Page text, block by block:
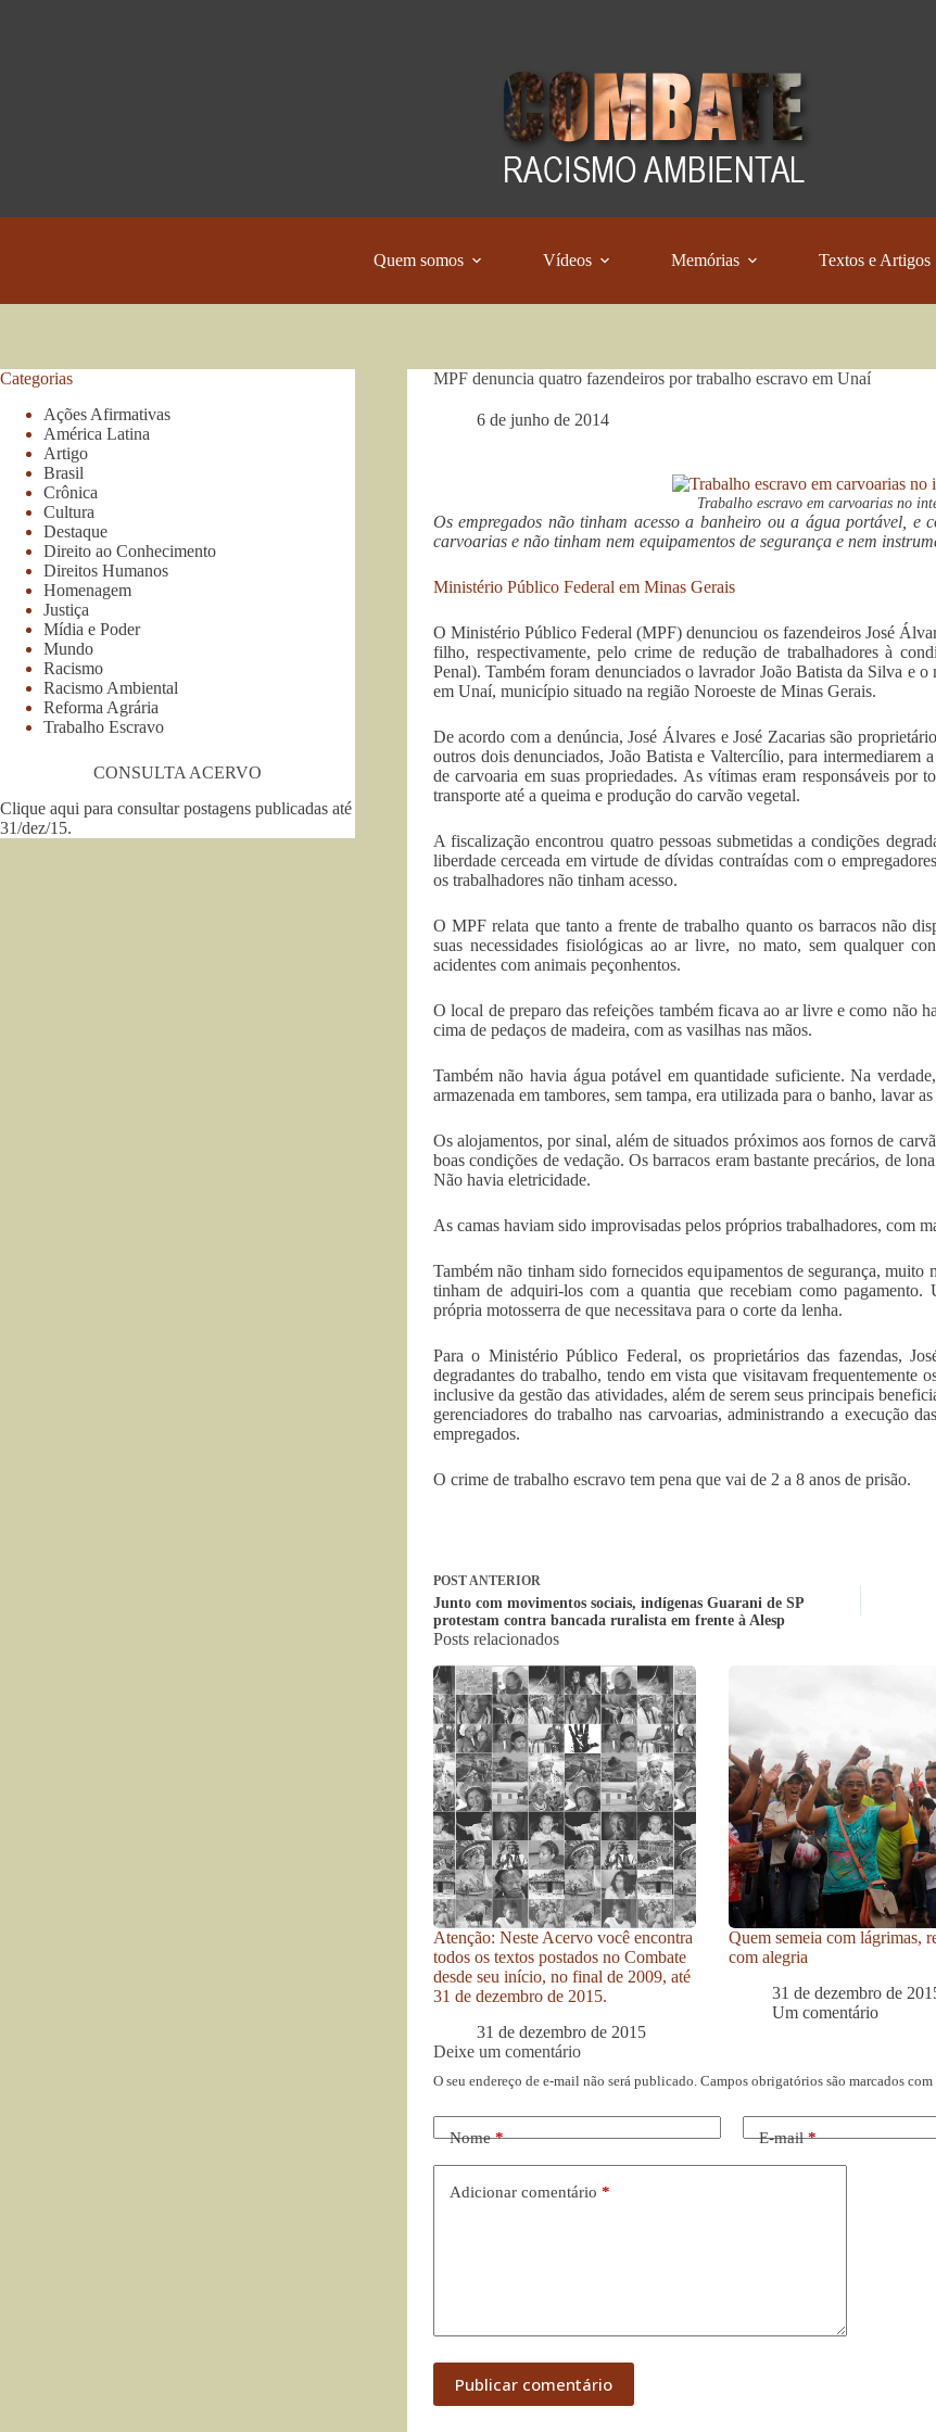
Quem somos Vídeos Memórias Textos e Artigos
MPF denuncia quatro fazendeiros por trabalho escravo em Unaí
6 de junho de 2014
Trabalho escravo em carvoarias no
Os empregados não tinham acesso a banheiro ou a água portável, e
carvoarias e não tinham nem equipamentos de segurança e nem
Ministério Público Federal em Minas Gerais
O Ministério Público Federal (MPF) denunciou os fazendeiros José
filho, respectivamente, pelo crime de redução de trabalhadores à
Penal). Também foram denunciados o lavrador João Batista da Silva e
em Unaí, município situado na região Noroeste de Minas Gerais.
De acordo com a denúncia, José Álvares e José Zacarias são
outros dois denunciados, João Batista e Valtercílio, para intermediarem
de carvoaria em suas propriedades. As vítimas eram responsáveis por
transporte até a queima e produção do carvão vegetal.
A fiscalização encontrou quatro pessoas submetidas a condições
liberdade cerceada em virtude de dívidas contraídas com o
os trabalhadores não tinham acesso.
O MPF relata que tanto a frente de trabalho quanto os barracos não
suas necessidades fisiológicas ao ar livre, no mato, sem qualquer
acidentes com animais peçonhentos.
O local de preparo das refeições também ficava ao ar livre e como não
cima de pedaços de madeira, com as vasilhas nas mãos.
Também não havia água potável em quantidade suficiente. Na
armazenada em tambores, sem tampa, era utilizada para o banho, lavar
Os alojamentos, por sinal, além de situados próximos aos fornos de
boas condições de vedação. Os barracos eram bastante precários, de
Não havia eletricidade.
As camas haviam sido improvisadas pelos próprios trabalhadores, com
Também não tinham sido fornecidos equipamentos de segurança, muito
tinham de adquiri-los com a quantia que recebiam como
própria motosserra de que necessitava para o corte da lenha.
Para o Ministério Público Federal, os proprietários das fazendas,
degradantes do trabalho, tendo em vista que visitavam frequentemente
inclusive da gestão das atividades, além de serem seus principais
gerenciadores do trabalho nas carvoarias, administrando a execução
empregados.
O crime de trabalho escravo tem pena que vai de 2 a 8 anos de prisão.
POSTANTERIOR
Junto com movimentos sociais, indígenas Guarani de SP
protestam contra bancada ruralista em frente à Alesp
Posts relacionados
Atenção: Neste Acervo você encontra
todos os textos postados no Combate
desde seu início, no final de 2009, até
31 de dezembro de 2015.
31 de dezembro de 2015
Quem semeia com lágrimas,
com alegria
31 de dezembro de
Um comentário
Deixe um comentário
O seu endereço de e-mail não será publicado. Campos obrigatórios são marcados com
Nome* E-mail*
Adicionar comentário *
Publicar comentário
Categorias
Ações Afirmativas
América Latina
Artigo
Brasil
Crônica
Cultura
Destaque
Direito ao Conhecimento
Direitos Humanos
Homenagem
Justiça
Mídia e Poder
Mundo
Racismo
Racismo Ambiental
Reforma Agrária
Trabalho Escravo
CONSULTA ACERVO
Clique aqui para consultar postagens publicadas até
31/dez/15.